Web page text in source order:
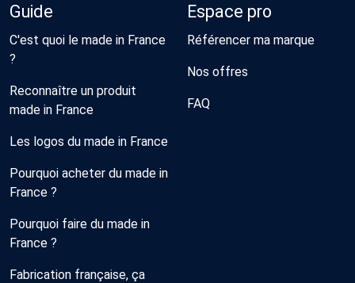
Guide
C'est quoi le made in France
?
Reconnaître un produit
made in France
Les logos du made in France
Pourquoi acheter du made in
France ?
Pourquoi faire du made in
France ?
Fabrication française, ça
Espace pro
Référencer ma marque
Nos offres
FAQ